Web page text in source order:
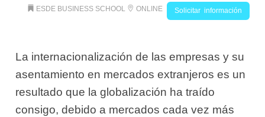
ESDE BUSINESS SCHOOL
ONLINE Solicitar información
La internacionalización de las empresas y su
asentamiento en mercados extranjeros es un
resultado que la globalización ha traído
consigo, debido a mercados cada vez más